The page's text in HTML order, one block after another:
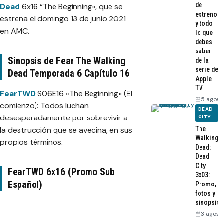
Dead 6x16 “The Beginning», que se
estrena el domingo 13 de junio 2021
en AMC.
Sinopsis de Fear The Walking
Dead Temporada 6 Capítulo 16
FearTWDS06E16 «The Beginning» (El
comienzo): Todos luchan
desesperadamente por sobrevivir a
la destrucción que se avecina, en sus
propios términos.
FearTWD 6x16 (Promo Sub
Español)
de
estreno
y todo
lo que
debes
saber
de la
serie de
Apple
TV
5
DEAD
CITY
The
Walking
Dead:
Dead
City
3x03:
Promo,
fotos y
3